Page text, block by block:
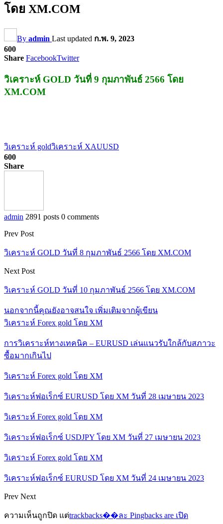
โดย XM.COM
By admin Last updated ก.พ. 9, 2023
600
Share FacebookTwitter
วิเคราะห์ GOLD วันที่ 9 กุมภาพันธ์ 2566 โดย
XM.COM
วิเคราะห์ goldวิเคราะห์ XAUUSD
600
Share
admin 2891 posts 0 comments
Prev Post
วิเคราะห์ GOLD วันที่ 8 กุมภาพันธ์ 2566 โดย XM.COM
Next Post
วิเคราะห์ GOLD วันที่ 10 กุมภาพันธ์ 2566 โดย XM.COM
นอกจากนี้คุณยังอาจสนใจ เพิ่มเติมจากผู้เขียน
วิเคราะห์ Forex gold โดย XM
การวิเคราะห์ทางเทคนิค – EURUSD เล่นแนวรับใกล้กับสภาวะ
ซื้อมากเกินไป
วิเคราะห์ Forex gold โดย XM
วิเคราะห์ฟอเร็กซ์ EURUSD โดย XM วันที่ 28 เมษายน 2023
วิเคราะห์ Forex gold โดย XM
วิเคราะห์ฟอเร็กซ์ USDJPY โดย XM วันที่ 27 เมษายน 2023
วิเคราะห์ Forex gold โดย XM
วิเคราะห์ฟอเร็กซ์ EURUSD โดย XM วันที่ 24 เมษายน 2023
Prev Next
ความเห็นถูกปิด แต่trackbacks��ละ Pingbacks are เปิด